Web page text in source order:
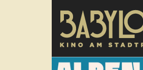
poster